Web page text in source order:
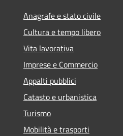
Anagrafe e stato civile
Cultura e tempo libero
Vita lavorativa
Imprese e Commercio
Appalti pubblici
Catasto e urbanistica
Turismo
Mobilità e trasporti